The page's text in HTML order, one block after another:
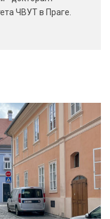
ЧВУТ в Праге.